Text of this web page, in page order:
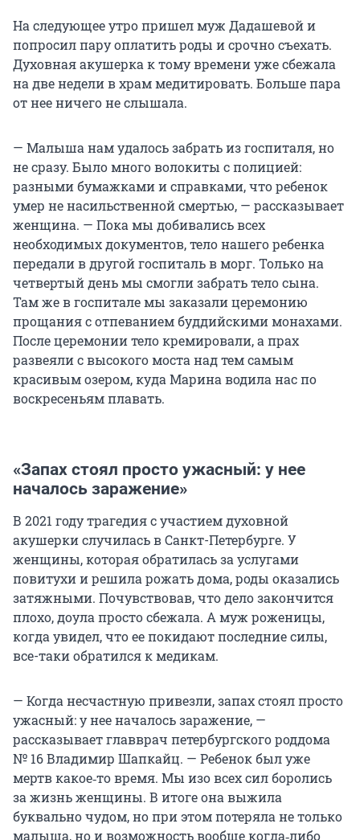
На следующее утро пришел муж Дадашевой и
попросил пару оплатить роды и срочно съехать.
Духовная акушерка к тому времени уже сбежала
на две недели в храм медитировать. Больше пара
от нее ничего не слышала.
— Малыша нам удалось забрать из госпиталя, но
не сразу. Было много волокиты с полицией:
разными бумажками и справками, что ребенок
умер не насильственной смертью, — рассказывает
женщина. — Пока мы добивались всех
необходимых документов, тело нашего ребенка
передали в другой госпиталь в морг. Только на
четвертый день мы смогли забрать тело сына.
Там же в госпитале мы заказали церемонию
прощания с отпеванием буддийскими монахами.
После церемонии тело кремировали, а прах
развеяли с высокого моста над тем самым
красивым озером, куда Марина водила нас по
воскресеньям плавать.
«Запах стоял просто ужасный: у нее
началось заражение»
В 2021 году трагедия с участием духовной
акушерки случилась в Санкт-Петербурге. У
женщины, которая обратилась за услугами
повитухи и решила рожать дома, роды оказались
затяжными. Почувствовав, что дело закончится
плохо, доула просто сбежала. А муж роженицы,
когда увидел, что ее покидают последние силы,
все-таки обратился к медикам.
— Когда несчастную привезли, запах стоял просто
ужасный: у нее началось заражение, —
рассказывает главврач петербургского роддома
№ 16 Владимир Шапкайц. — Ребенок был уже
мертв какое‑то время. Мы изо всех сил боролись
за жизнь женщины. В итоге она выжила
буквально чудом, но при этом потеряла не только
малыша, но и возможность вообще когда‑либо